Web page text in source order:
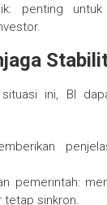
penting
ini, BI
pemerintah:
tetap sinkron.